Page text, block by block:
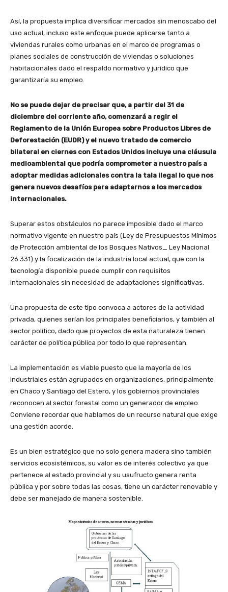
Así, la propuesta implica diversificar mercados sin menoscabo del
uso actual, incluso este enfoque puede aplicarse tanto a
viviendas rurales como urbanas en el marco de programas o
planes sociales de construcción de viviendas o soluciones
habitacionales dado el respaldo normativo y jurídico que
garantizaría su empleo.
No se puede dejar de precisar que, a partir del 31 de
diciembre del corriente año, comenzará a regir el
Reglamento de la Unión Europea sobre Productos Libres de
Deforestación (EUDR) y el nuevo tratado de comercio
bilateral en ciernes con Estados Unidos incluye una cláusula
medioambiental que podría comprometer a nuestro país a
adoptar medidas adicionales contra la tala ilegal lo que nos
genera nuevos desafíos para adaptarnos a los mercados
internacionales.
Superar estos obstáculos no parece imposible dado el marco
normativo vigente en nuestro país (Ley de Presupuestos Mínimos
de Protección ambiental de los Bosques Nativos_ Ley Nacional
26.331) y la focalización de la industria local actual, que con la
tecnología disponible puede cumplir con requisitos
internacionales sin necesidad de adaptaciones significativas.
Una propuesta de este tipo convoca a actores de la actividad
privada, quienes serían los principales beneficiarios, y también al
sector político, dado que proyectos de esta naturaleza tienen
carácter de política pública por todo lo que representan.
La implementación es viable puesto que la mayoría de los
industriales están agrupados en organizaciones, principalmente
en Chaco y Santiago del Estero, y los gobiernos provinciales
reconocen al sector forestal como un generador de empleo.
Conviene recordar que hablamos de un recurso natural que exige
una gestión acorde.
Es un bien estratégico que no solo genera madera sino también
servicios ecosistémicos, su valor es de interés colectivo ya que
pertenece al estado provincial y su usufructo genera renta
pública y por sobre todas las cosas, tiene un carácter renovable y
debe ser manejado de manera sostenible.